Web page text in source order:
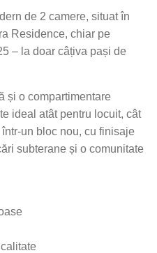
de 2 camere, situat în
Residence, chiar pe
– la doar câțiva pași de
și o compartimentare
ideal atât pentru locuit, cât
un bloc nou, cu finisaje
subterane și o comunitate